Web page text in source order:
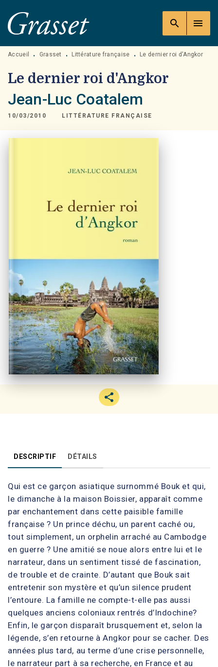
MENU RECHERCHE
PIED DE PAGE
search menu
Accueil • Grasset • Littérature française • Le dernier roi d'Angkor
Le dernier roi d'Angkor
Jean-Luc Coatalem
10/03/2010 LITTÉRATURE FRANÇAISE
DESCRIPTIF DÉTAILS
Qui est ce garçon asiatique surnommé Bouk et qui,
le dimanche à la maison Boissier, apparaît comme
par enchantement dans cette paisible famille
française ? Un prince déchu, un parent caché ou,
tout simplement, un orphelin arraché au Cambodge
en guerre ? Une amitié se noue alors entre lui et le
narrateur, dans un sentiment tissé de fascination,
de trouble et de crainte. D’autant que Bouk sait
entretenir son mystère et qu’un silence prudent
l’entoure. La famille ne compte-t-elle pas aussi
quelques anciens coloniaux rentrés d’Indochine?
Enfin, le garçon disparaît brusquement et, selon la
légende, s’en retourne à Angkor pour se cacher. Des
années plus tard, au terme d’une crise personnelle,
le narrateur part à sa recherche, en France et au